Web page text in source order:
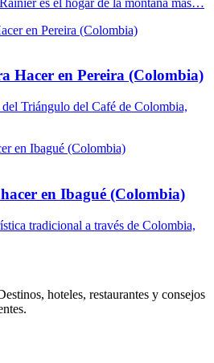
Hacer en Pereira (Colombia)
del Triángulo del Café de Colombia,
en Ibagué (Colombia)
tradicional a través de Colombia,
hoteles, restaurantes y consejos